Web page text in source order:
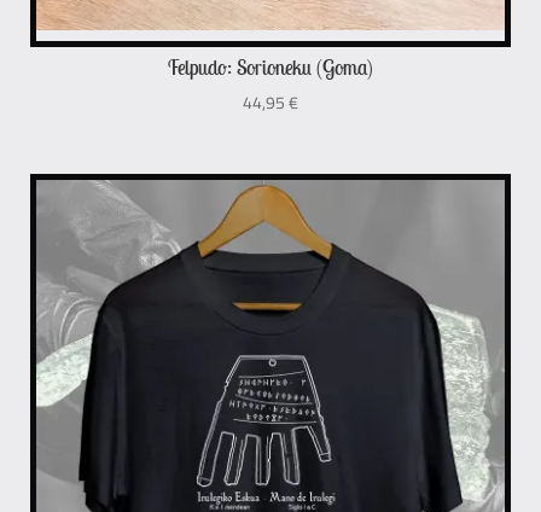
Felpudo: Sorioneku (Goma)
44,95€